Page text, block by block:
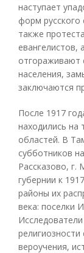
наступает
форм русского
также
отгораживают
населения,
заключаются
После 1917
находились на
областей. В
субботников
Рассказово,
губернии к
районы их
века: поселки
вероучения,